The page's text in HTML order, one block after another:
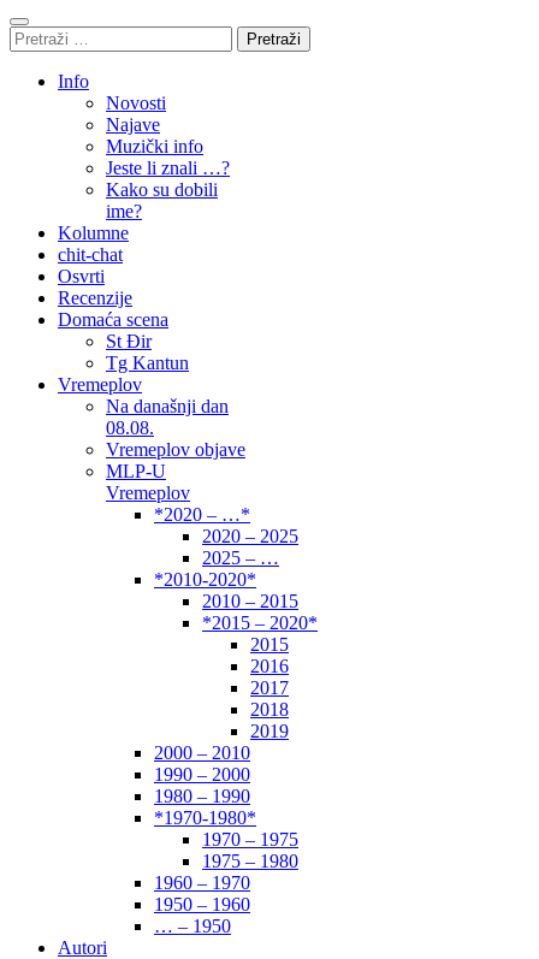
1970 – 1975
1975 – 1980
1950 – 1960
… – 1950
Autori
Info
Novosti
Najave
Muzički info
Jeste li znali …?
Kako su dobili
ime?
Kolumne
chit-chat
Osvrti
Recenzije
Domaća scena
St Đir
Tg Kantun
Vremeplov
Na današnji dan
08.08.
Vremeplov objave
MLP-U
Vremeplov
*2020 – …*
2020 – 2025
2025 – …
*2010-2020*
2010 – 2015
*2015 – 2020*
2015
2016
2017
2018
2019
2000 – 2010
1990 – 2000
1980 – 1990
*1970-1980*
1970 – 1975
1975 – 1980
1960 – 1970
1950 – 1960
… – 1950
Autori